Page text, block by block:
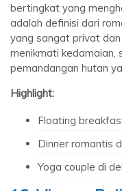
bertingkat yang
adalah definisi dari
yang sangat privat
menikmati kedamaian,
pemandangan hutan
Highlight:
Floating
Dinner romantis
Yoga couple di